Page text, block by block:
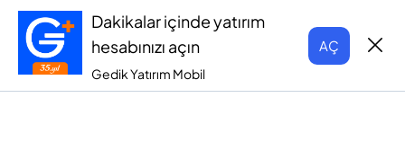
Dakikalar içinde yatırım
hesabınızı açın
Gedik Yatırım Mobil
AÇ